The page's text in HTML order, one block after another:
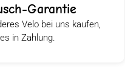
Garantie
Velo bei uns kaufen,
in Zahlung.